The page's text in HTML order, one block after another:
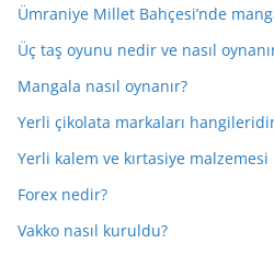
Ümraniye Millet Bahçesi’nde
Üç taş oyunu nedir ve nasıl
Mangala nasıl oynanır?
Yerli çikolata markaları
Yerli kalem ve kırtasiye
Forex nedir?
Vakko nasıl kuruldu?